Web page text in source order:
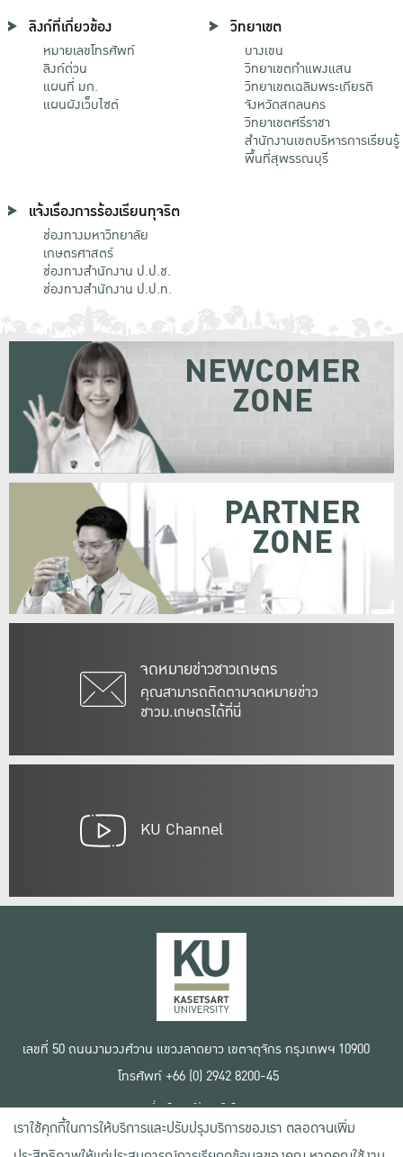
ลิงก์ที่เกี่ยวข้อง
หมายเลขโทรศัพท์
ลิงก์ด่วน
แผนที่ มก.
แผนผังเว็บไซต์
วิทยาเขต
บางเขน
วิทยาเขตกําแพงแสน
วิทยาเขตเฉลิมพระเกียรติ
จังหวัดสกลนคร
วิทยาเขตศรีราชา
สำนักงานเขตบริหารการเรียนรู้
พื้นที่สุพรรณบุรี
แจ้งเรื่องการร้องเรียนทุจริต
ช่องทางมหาวิทยาลัย
เกษตรศาสตร์
ช่องทางสำนักงาน ป.ป.ช.
ช่องทางสำนักงาน ป.ป.ท.
จดหมายข่าวชาวเกษตร
คุณสามารถติดตามจดหมายข่าว
ชาวม.เกษตรได้ที่นี่
NEWCOMER
ZONE
PARTNER
ZONE
KU Channel
เลขที่ 50 ถนนงามวงศ์วาน แขวงลาดยาว เขตจตุจักร กรุงเทพฯ 10900
โทรศัพท์ +66 (0) 2942 8200-45
เงื่อนไขการใช้งานเว็บไซต์
ข้อตกลงด้านสิทธิ์ใช้งาน
นโยบายความเป็นส่วนตัว
เราใช้คุกกี้ในการให้บริการและปรับปรุงบริการของเรา ตลอดจนเพิ่ม